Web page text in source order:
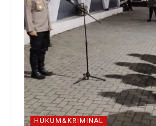
HUKUM&KRIMINAL